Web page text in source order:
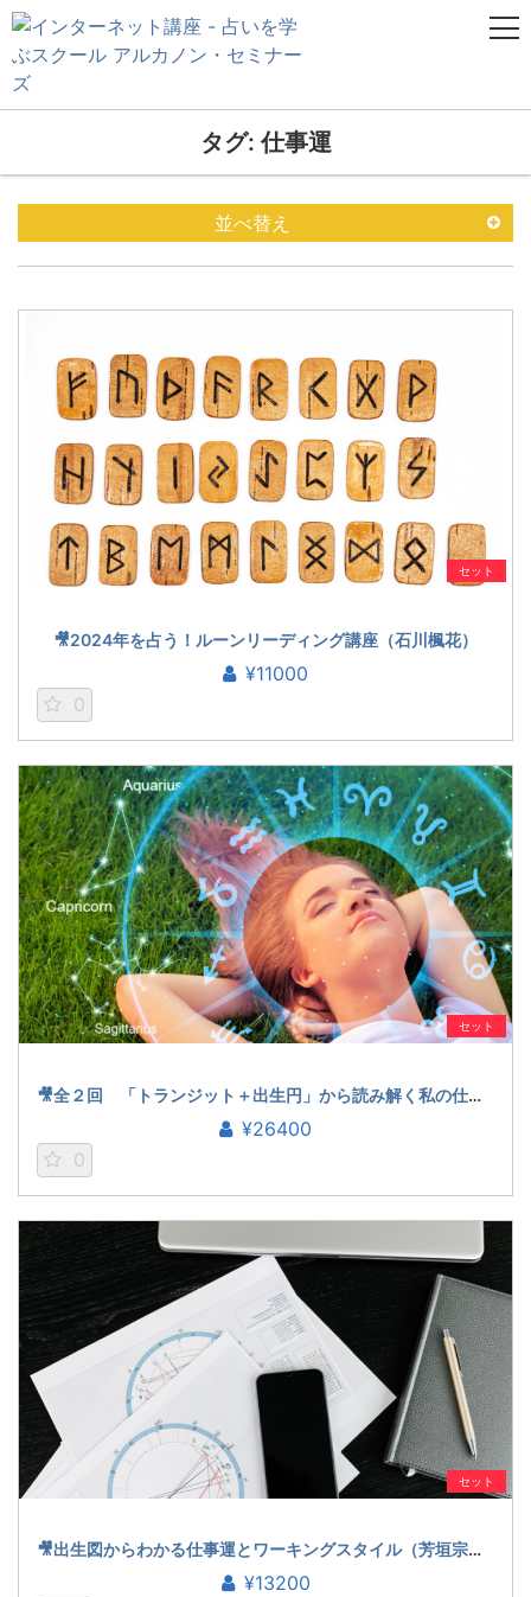
タグ: 仕事運
並べ替え
セット
🎥2024年を占う！ルーンリーディング講座（石川楓花）
¥11000
0
セット
🎥全２回 「トランジット＋出生円」から読み解く私の仕事運（石川楓花）
¥26400
0
セット
🎥出生図からわかる仕事運とワーキングスタイル（芳垣宗久）
¥13200